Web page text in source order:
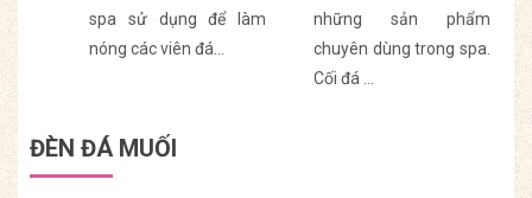
spa sử dụng để làm
nóng các viên đá…
những sản phẩm
chuyên dùng trong spa.
Cối đá ...
ĐÈN ĐÁ MUỐI